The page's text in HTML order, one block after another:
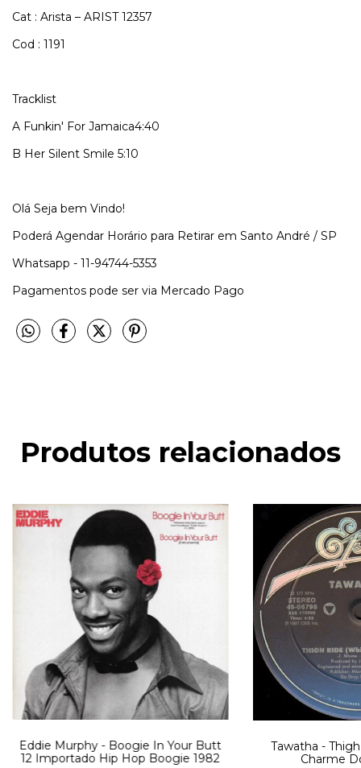
Cat : Arista – ARIST 12357
Cod : 1191
Tracklist
A Funkin' For Jamaica4:40
B Her Silent Smile 5:10
Olá Seja bem Vindo!
Poderá Agendar Horário para Retirar em Santo André / SP
Whatsapp - 11-94744-5353
Pagamentos pode ser via Mercado Pago
Produtos relacionados
Eddie Murphy - Boogie In Your Butt
12 Importado Hip Hop Boogie 1982
Tawatha - Thigh
Charme